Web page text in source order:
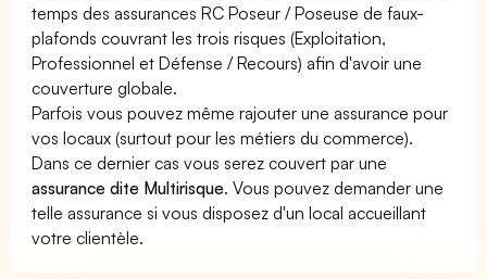
temps des assurances RC Poseur / Poseuse de faux-
plafonds couvrant les trois risques (Exploitation,
Professionnel et Défense / Recours) afin d'avoir une
couverture globale.
Parfois vous pouvez même rajouter une assurance pour
vos locaux (surtout pour les métiers du commerce).
Dans ce dernier cas vous serez couvert par une
assurance dite Multirisque. Vous pouvez demander une
telle assurance si vous disposez d'un local accueillant
votre clientèle.